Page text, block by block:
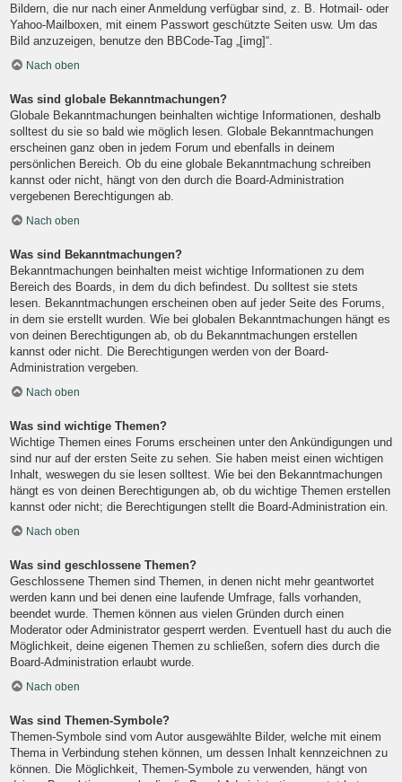
Bildern, die nur nach einer Anmeldung verfügbar sind, z. B. Hotmail- oder
Yahoo-Mailboxen, mit einem Passwort geschützte Seiten usw. Um das
Bild anzuzeigen, benutze den BBCode-Tag „[img]“.
Nach oben
Was sind globale Bekanntmachungen?
Globale Bekanntmachungen beinhalten wichtige Informationen, deshalb
solltest du sie so bald wie möglich lesen. Globale Bekanntmachungen
erscheinen ganz oben in jedem Forum und ebenfalls in deinem
persönlichen Bereich. Ob du eine globale Bekanntmachung schreiben
kannst oder nicht, hängt von den durch die Board-Administration
vergebenen Berechtigungen ab.
Nach oben
Was sind Bekanntmachungen?
Bekanntmachungen beinhalten meist wichtige Informationen zu dem
Bereich des Boards, in dem du dich befindest. Du solltest sie stets
lesen. Bekanntmachungen erscheinen oben auf jeder Seite des Forums,
in dem sie erstellt wurden. Wie bei globalen Bekanntmachungen hängt es
von deinen Berechtigungen ab, ob du Bekanntmachungen erstellen
kannst oder nicht. Die Berechtigungen werden von der Board-
Administration vergeben.
Nach oben
Was sind wichtige Themen?
Wichtige Themen eines Forums erscheinen unter den Ankündigungen und
sind nur auf der ersten Seite zu sehen. Sie haben meist einen wichtigen
Inhalt, weswegen du sie lesen solltest. Wie bei den Bekanntmachungen
hängt es von deinen Berechtigungen ab, ob du wichtige Themen erstellen
kannst oder nicht; die Berechtigungen stellt die Board-Administration ein.
Nach oben
Was sind geschlossene Themen?
Geschlossene Themen sind Themen, in denen nicht mehr geantwortet
werden kann und bei denen eine laufende Umfrage, falls vorhanden,
beendet wurde. Themen können aus vielen Gründen durch einen
Moderator oder Administrator gesperrt werden. Eventuell hast du auch die
Möglichkeit, deine eigenen Themen zu schließen, sofern dies durch die
Board-Administration erlaubt wurde.
Nach oben
Was sind Themen-Symbole?
Themen-Symbole sind vom Autor ausgewählte Bilder, welche mit einem
Thema in Verbindung stehen können, um dessen Inhalt kennzeichnen zu
können. Die Möglichkeit, Themen-Symbole zu verwenden, hängt von